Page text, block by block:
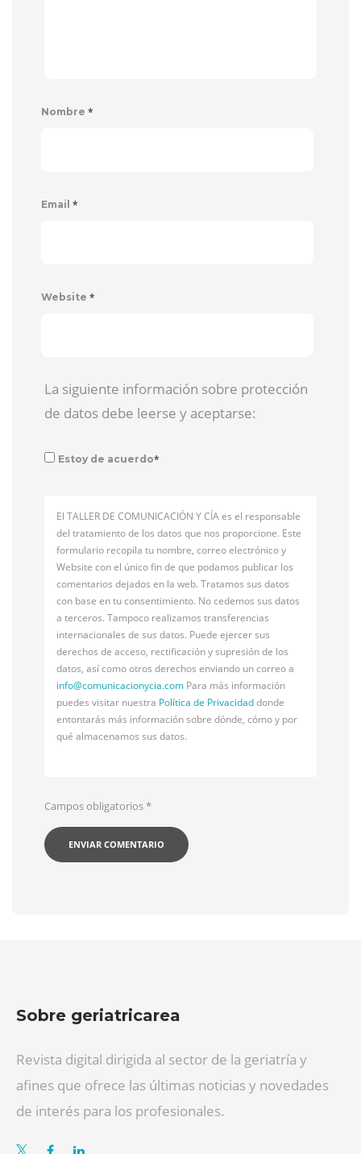
Nombre *
Email *
Website *
La siguiente información sobre protección
de datos debe leerse y aceptarse:
Estoy de acuerdo*
El TALLER DE COMUNICACIÓN Y CÍA es el responsable
del tratamiento de los datos que nos proporcione. Este
formulario recopila tu nombre, correo electrónico y
Website con el único fin de que podamos publicar los
comentarios dejados en la web. Tratamos sus datos
con base en tu consentimiento. No cedemos sus datos
a terceros. Tampoco realizamos transferencias
internacionales de sus datos. Puede ejercer sus
derechos de acceso, rectificación y supresión de los
datos, así como otros derechos enviando un correo a
info@comunicacionycia.com Para más información
puedes visitar nuestra Política de Privacidaddonde
entontarás más información sobre dónde, cómo y por
qué almacenamos sus datos.
Campos obligatorios*
Sobre geriatricarea
Revista digital dirigida al sector de la geriatría y
afines que ofrece las últimas noticias y novedades
de interés para los profesionales.